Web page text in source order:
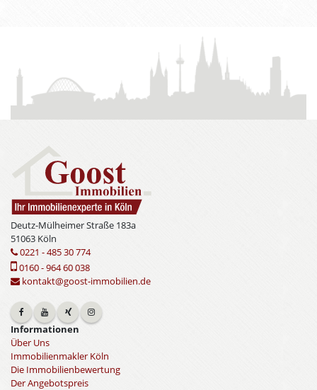
Deutz-Mülheimer Straße 183a
51063 Köln
0221 - 485 30 774
0160 - 964 60 038
kontakt@goost-immobilien.de
Informationen
Über Uns
Immobilienmakler Köln
Die Immobilienbewertung
Der Angebotspreis